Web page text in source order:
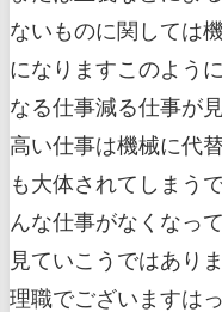
ないものに関しては
になりますこのよう
なる仕事減る仕事が
高い仕事は機械に代
も大体されてしまう
んな仕事がなくなっ
見ていこうではあり
理職でございますは